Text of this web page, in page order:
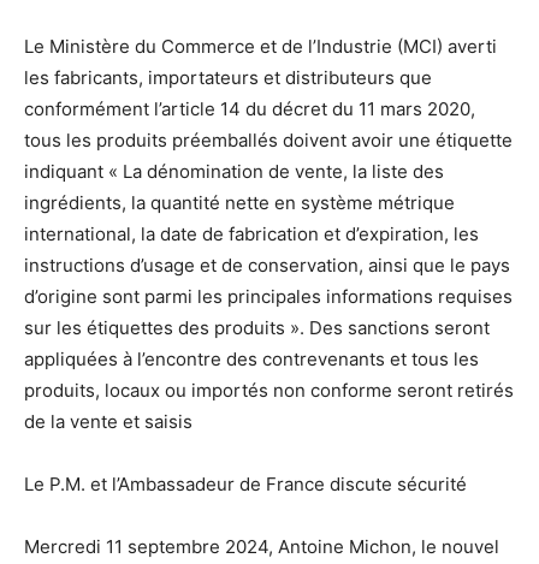
Le Ministère du Commerce et de l’Industrie (MCI) averti
les fabricants, importateurs et distributeurs que
conformément l’article 14 du décret du 11 mars 2020,
tous les produits préemballés doivent avoir une étiquette
indiquant « La dénomination de vente, la liste des
ingrédients, la quantité nette en système métrique
international, la date de fabrication et d’expiration, les
instructions d’usage et de conservation, ainsi que le pays
d’origine sont parmi les principales informations requises
sur les étiquettes des produits ». Des sanctions seront
appliquées à l’encontre des contrevenants et tous les
produits, locaux ou importés non conforme seront retirés
de la vente et saisis
Le P.M. et l’Ambassadeur de France discute sécurité
Mercredi 11 septembre 2024, Antoine Michon, le nouvel